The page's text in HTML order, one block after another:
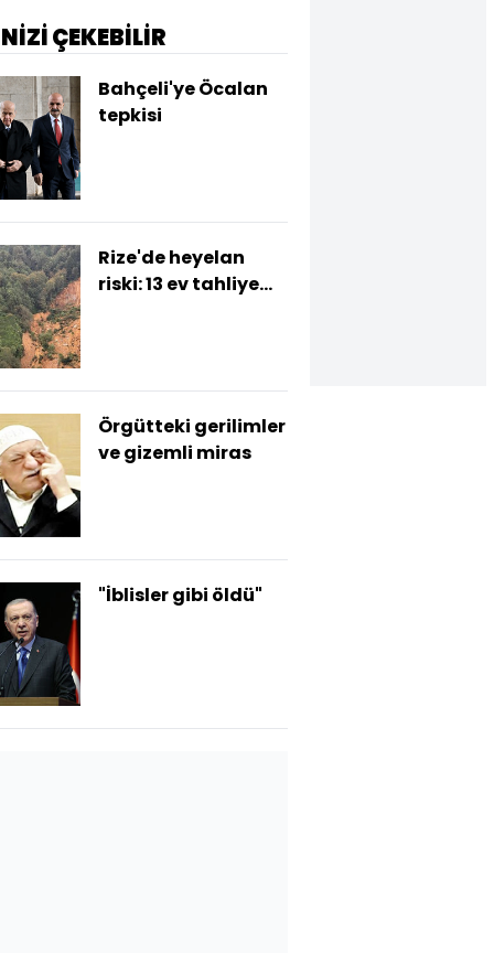
ÇEKEBİLİR
Bahçeli'ye Öcalan
tepkisi
Rize'de heyelan
riski: 13 ev tahliye
Örgütteki gerilimler
ve gizemli miras
"İblisler gibi öldü"